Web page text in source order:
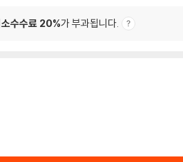
수수료 20%가 부과됩니다.